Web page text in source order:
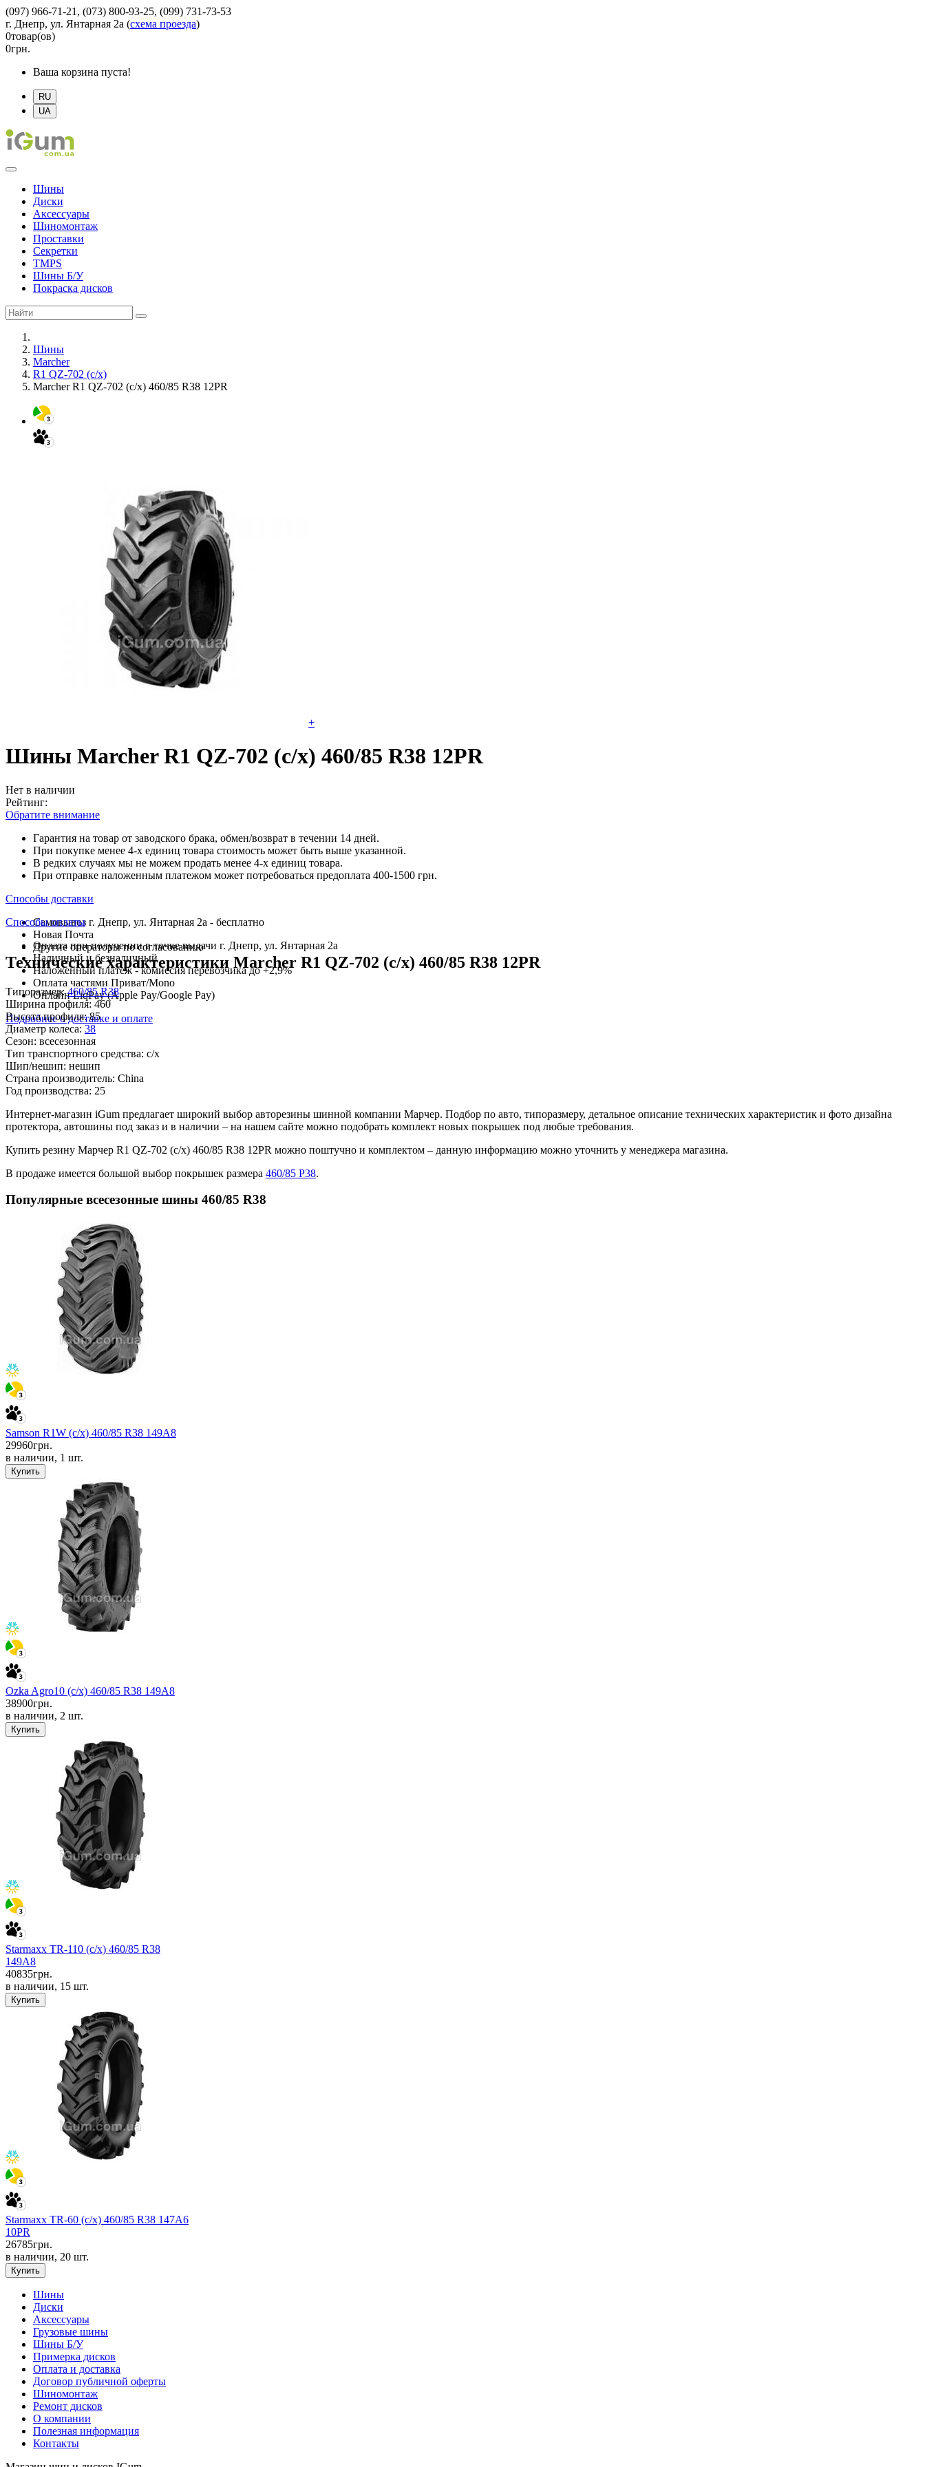
(097) 966-71-21, (073) 800-93-25, (099) 731-73-53
г. Днепр, ул. Янтарная 2а (схема проезда)
0товар(ов)
0грн.
Ваша корзина пуста!
RU
UA
Шины
Диски
Аксессуары
Шиномонтаж
Проставки
Секретки
TMPS
Шины Б/У
Покраска дисков
Шины
Marcher
R1 QZ-702 (с/х)
Marcher R1 QZ-702 (с/х) 460/85 R38 12PR
+
Шины Marcher R1 QZ-702 (с/х) 460/85 R38 12PR
Нет в наличии
Рейтинг:
Обратите внимание
Гарантия на товар от заводского брака, обмен/возврат в течении 14 дней.
При покупке менее 4-х единиц товара стоимость может быть выше указанной.
В редких случаях мы не можем продать менее 4-х единиц товара.
При отправке наложенным платежом может потребоваться предоплата 400-1500 грн.
Способы доставки
Самовывоз г. Днепр, ул. Янтарная 2а - бесплатно
Новая Почта
Другие операторы по согласованию
Способы оплаты
Оплата при получении в точке выдачи г. Днепр, ул. Янтарная 2а
Наличный и безналичный
Наложенный платеж - комиссия перевозчика до +2,9%
Оплата частями Приват/Mono
Онлайн LiqPay (Apple Pay/Google Pay)
Подробнее о доставке и оплате
Технические характеристики Marcher R1 QZ-702 (с/х) 460/85 R38 12PR
Типоразмер:460/85 R38
Ширина профиля: 460
Высота профиля:85
Диаметр колеса: 38
Сезон: всесезонная
Тип транспортного средства: с/х
Шип/нешип: нешип
Страна производитель: China
Год производства: 25
Интернет-магазин iGum предлагает широкий выбор авторезины шинной компании Марчер. Подбор по авто, типоразмеру, детальное описание технических характеристик и фото дизайна
протектора, автошины под заказ и в наличии – на нашем сайте можно подобрать комплект новых покрышек под любые требования.
Купить резину Марчер R1 QZ-702 (с/х) 460/85 R38 12PR можно поштучно и комплектом – данную информацию можно уточнить у менеджера магазина.
В продаже имеется большой выбор покрышек размера 460/85 Р38.
Популярные всесезонные шины 460/85 R38
Samson R1W (с/х) 460/85 R38 149A8
29960грн.
в наличии, 1 шт.
Купить
Ozka Agro10 (с/х) 460/85 R38 149A8
38900грн.
в наличии, 2 шт.
Купить
Starmaxx TR-110 (с/х) 460/85 R38
149A8
40835грн.
в наличии, 15 шт.
Купить
Starmaxx TR-60 (с/х) 460/85 R38 147A6
10PR
26785грн.
в наличии, 20 шт.
Купить
Шины
Диски
Аксессуары
Грузовые шины
Шины Б/У
Примерка дисков
Оплата и доставка
Договор публичной оферты
Шиномонтаж
Ремонт дисков
О компании
Полезная информация
Контакты